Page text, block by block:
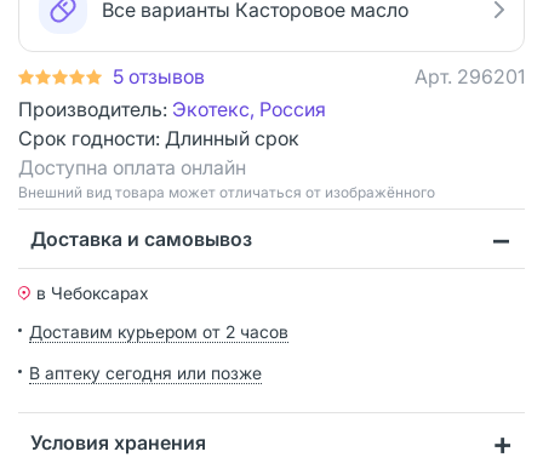
Все варианты Касторовое масло
5 отзывов Арт. 296201
Производитель: Экотекс, Россия
Срок годности: Длинный срок
Доступна оплата онлайн
Bнешний вид товара может отличаться от изображённого
Доставка и самовывоз
в Чебоксарах
Доставим курьером от 2 часов
В аптеку сегодня или позже
Условия хранения